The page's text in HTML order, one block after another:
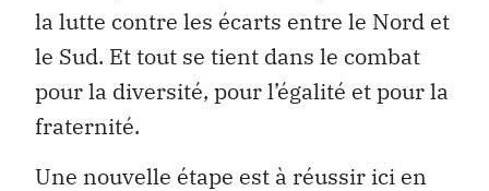
la lutte contre les écarts entre le Nord et
le Sud. Et tout se tient dans le combat
pour la diversité, pour l’égalité et pour la
fraternité.
Une nouvelle étape est à réussir ici en